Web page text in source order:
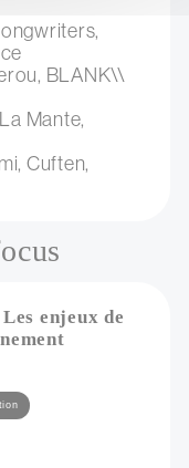
BLANK\\
Mante,
Cuften,
enjeux de